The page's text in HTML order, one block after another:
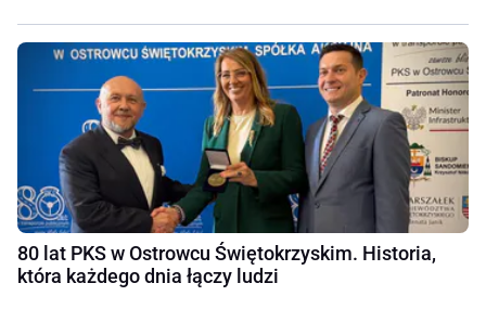
80 lat PKS w Ostrowcu Świętokrzyskim. Historia,
która każdego dnia łączy ludzi